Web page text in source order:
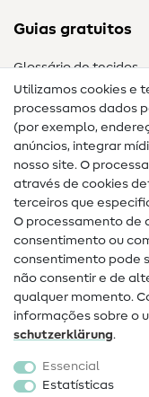
Guias gratuitos
Glossário de tecidos
Guias de costura
Ajuda e contacto
Contacto
Mudança de
Perguntas frequentes
Direito de
Popular
Tecidos
Utilizamos cookies e
processamos dados
(por exemplo,
anúncios, integrar
nosso site. O
através de cookies
terceiros que
O processamento de
consentimento ou
consentimento pode
não consentir e de
qualquer momento.
informações sobre o
schutz­erklärung.
Essencial
Estatísticas